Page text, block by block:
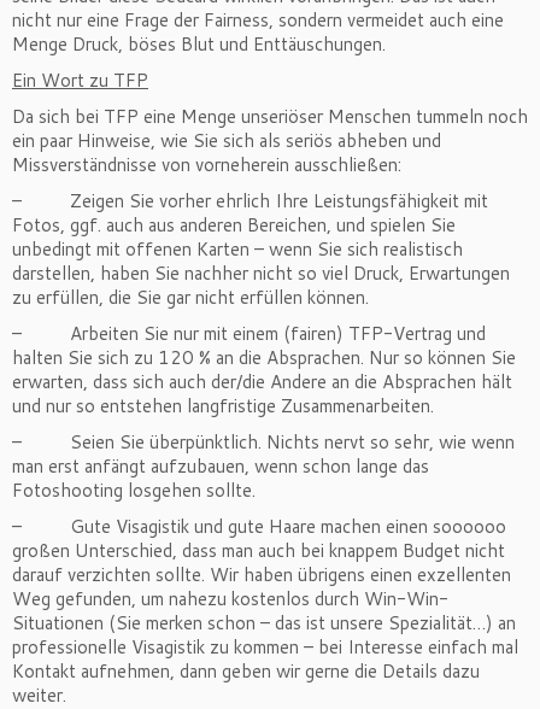
nicht nur eine Frage der Fairness, sondern vermeidet auch eine
Menge Druck, böses Blut und Enttäuschungen.
Ein Wort zu TFP
Da sich bei TFP eine Menge unseriöser Menschen tummeln noch
ein paar Hinweise, wie Sie sich als seriös abheben und
Missverständnisse von vorneherein ausschließen:
– Zeigen Sie vorher ehrlich Ihre Leistungsfähigkeit mit
Fotos, ggf. auch aus anderen Bereichen, und spielen Sie
unbedingt mit offenen Karten – wenn Sie sich realistisch
darstellen, haben Sie nachher nicht so viel Druck, Erwartungen
zu erfüllen, die Sie gar nicht erfüllen können.
– Arbeiten Sie nur mit einem (fairen) TFP-Vertrag und
halten Sie sich zu 120 % an die Absprachen. Nur so können Sie
erwarten, dass sich auch der/die Andere an die Absprachen hält
und nur so entstehen langfristige Zusammenarbeiten.
– Seien Sie überpünktlich. Nichts nervt so sehr, wie wenn
man erst anfängt aufzubauen, wenn schon lange das
Fotoshooting losgehen sollte.
– Gute Visagistik und gute Haare machen einen soooooo
großen Unterschied, dass man auch bei knappem Budget nicht
darauf verzichten sollte. Wir haben übrigens einen exzellenten
Weg gefunden, um nahezu kostenlos durch Win-Win-
Situationen (Sie merken schon – das ist unsere Spezialität…) an
professionelle Visagistik zu kommen – bei Interesse einfach mal
Kontakt aufnehmen, dann geben wir gerne die Details dazu
weiter.